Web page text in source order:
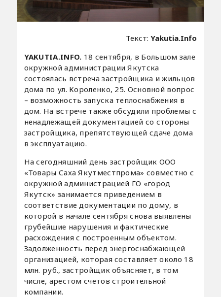
Текст:Yakutia.Info
YAKUTIA.INFO. 18 сентября, в Большом зале
окружной администрации Якутска
состоялась встреча застройщика и жильцов
дома по ул. Короленко, 25. Основной вопрос
– возможность запуска теплоснабжения в
дом. На встрече также обсудили проблемы с
ненадлежащей документацией со стороны
застройщика, препятствующей сдаче дома
в эксплуатацию.
На сегодняшний день застройщик ООО
«Товары Саха Якутместпрома» совместно с
окружной администрацией ГО «город
Якутск» занимается приведением в
соответствие документации по дому, в
которой в начале сентября снова выявлены
грубейшие нарушения и фактические
расхождения с построенным объектом.
Задолженность перед энергоснабжающей
организацией, которая составляет около 18
млн. руб., застройщик объясняет, в том
числе, арестом счетов строительной
компании.